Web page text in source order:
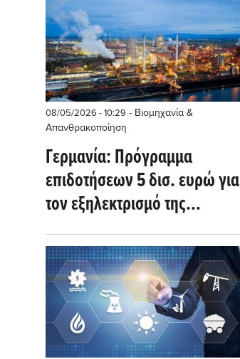
08/05/2026 - 10:29 - Βιομηχανία &
Απανθρακοποίηση
Γερμανία: Πρόγραμμα
επιδοτήσεων 5 δισ. ευρώ για
τον εξηλεκτρισμό της
βιομηχανίας (Hydrogen
Insight)